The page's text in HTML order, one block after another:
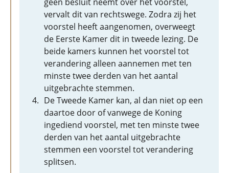
vervalt dit van rechtswege. Zodra zij het
voorstel heeft aangenomen, overweegt
de Eerste Kamer dit in tweede lezing. De
beide kamers kunnen het voorstel tot
verandering alleen aannemen met ten
minste twee derden van het aantal
uitgebrachte stemmen.
De Tweede Kamer kan, al dan niet op een
daartoe door of vanwege de Koning
ingediend voorstel, met ten minste twee
derden van het aantal uitgebrachte
stemmen een voorstel tot verandering
splitsen.